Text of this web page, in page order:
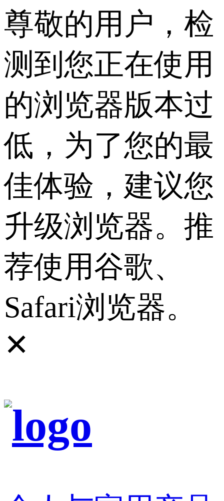
尊敬的用户，检
测到您正在使用
的浏览器版本过
低，为了您的最
佳体验，建议您
升级浏览器。推
荐使用谷歌、
Safari浏览器。
✕